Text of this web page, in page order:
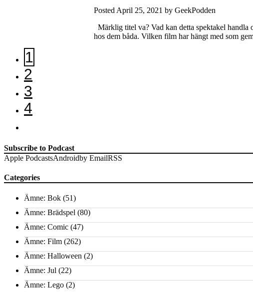
Posted April 25, 2021 by GeekPodden
Märklig titel va? Vad kan detta spektakel
hos dem båda. Vilken film har hängt med som
1
2
3
4
Subscribe to Podcast
Apple PodcastsAndroidby EmailRSS
Categories
Ämne: Bok (51)
Ämne: Brädspel (80)
Ämne: Comic (47)
Ämne: Film (262)
Ämne: Halloween (2)
Ämne: Jul (22)
Ämne: Lego (2)